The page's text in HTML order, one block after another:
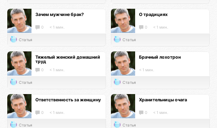
Зачем мужчине брак?
0 < 1 мин.
Статья
О традициях
0 < 1 мин.
Статья
Тяжелый женский домашний
труд
0 < 1 мин.
Статья
Брачный лохотрон
< 1 мин.
Статья
Ответственность за женщину
0 < 1 мин.
Статья
Хранительницы очага
0 < 1 мин.
Статья